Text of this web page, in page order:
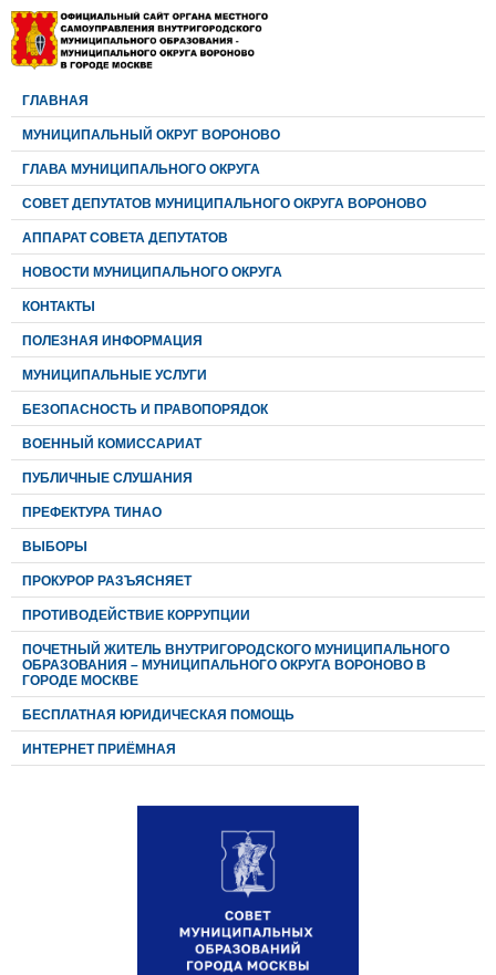
ГЛАВНАЯ
МУНИЦИПАЛЬНЫЙ ОКРУГ ВОРОНОВО
ГЛАВА МУНИЦИПАЛЬНОГО ОКРУГА
CОВЕТ ДЕПУТАТОВ МУНИЦИПАЛЬНОГО ОКРУГА ВОРОНОВО
АППАРАТ СОВЕТА ДЕПУТАТОВ
НОВОСТИ МУНИЦИПАЛЬНОГО ОКРУГА
КОНТАКТЫ
ПОЛЕЗНАЯ ИНФОРМАЦИЯ
МУНИЦИПАЛЬНЫЕ УСЛУГИ
БЕЗОПАСНОСТЬ И ПРАВОПОРЯДОК
ВОЕННЫЙ КОМИССАРИАТ
ПУБЛИЧНЫЕ СЛУШАНИЯ
ПРЕФЕКТУРА ТИНАО
ВЫБОРЫ
ПРОКУРОР РАЗЪЯСНЯЕТ
ПРОТИВОДЕЙСТВИЕ КОРРУПЦИИ
ПОЧЕТНЫЙ ЖИТЕЛЬ ВНУТРИГОРОДСКОГО МУНИЦИПАЛЬНОГО
ОБРАЗОВАНИЯ – МУНИЦИПАЛЬНОГО ОКРУГА ВОРОНОВО В
ГОРОДЕ МОСКВЕ
БЕСПЛАТНАЯ ЮРИДИЧЕСКАЯ ПОМОЩЬ
ИНТЕРНЕТ ПРИЁМНАЯ